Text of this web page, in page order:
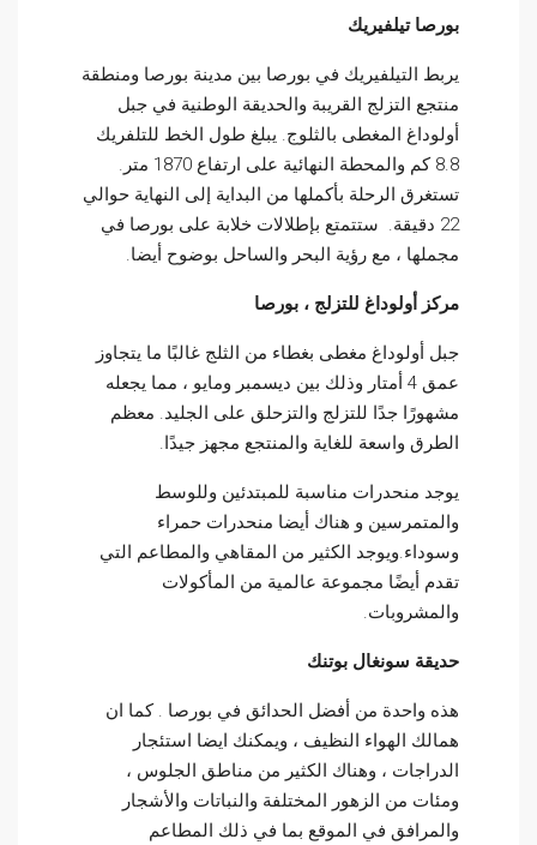
بورصا تيلفيريك
يربط التيلفيريك في بورصا بين مدينة بورصا ومنطقة
منتجع التزلج القريبة والحديقة الوطنية في جبل
أولوداغ المغطى بالثلوج. يبلغ طول الخط للتلفريك
8.8 كم والمحطة النهائية على ارتفاع 1870 متر.
تستغرق الرحلة بأكملها من البداية إلى النهاية حوالي
22 دقيقة. ستتمتع بإطلالات خلابة على بورصا في
مجملها ، مع رؤية البحر والساحل بوضوح أيضا.
مركز أولوداغ للتزلج ، بورصا
جبل أولوداغ مغطى بغطاء من الثلج غالبًا ما يتجاوز
عمق 4 أمتار وذلك بين ديسمبر ومايو ، مما يجعله
مشهورًا جدًا للتزلج والتزحلق على الجليد. معظم
الطرق واسعة للغاية والمنتجع مجهز جيدًا.
يوجد منحدرات مناسبة للمبتدئين وللوسط
والمتمرسين و هناك أيضا منحدرات حمراء
وسوداء.ويوجد الكثير من المقاهي والمطاعم التي
تقدم أيضًا مجموعة عالمية من المأكولات
والمشروبات.
حديقة سونغال بوتنك
هذه واحدة من أفضل الحدائق في بورصا . كما ان
همالك الهواء النظيف ، ويمكنك ايضا استئجار
الدراجات ، وهناك الكثير من مناطق الجلوس ،
ومئات من الزهور المختلفة والنباتات والأشجار
والمرافق في الموقع بما في ذلك المطاعم